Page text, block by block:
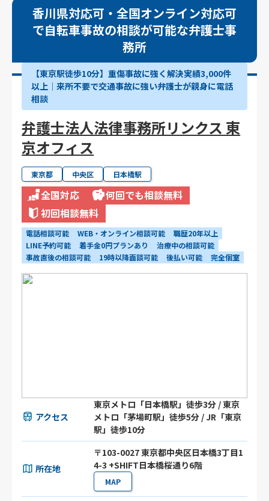
香川県対応可・全国オンライン対応可
で自転車事故の相談が可能な弁護士事
務所
【東京駅徒歩10分】重傷事故に強く解決実績3,000件
以上│来所不要で交通事故に強い弁護士が親身に電話
相談
弁護士法人法律事務所リンクス 東
京オフィス
東京都 中央区 日本橋駅
全国対応
何回でも相談無料
初回相談無料
電話相談可能 WEB・オンライン相談可能
職歴20年以上
LINE予約可能
着手金0円プランあり
治療中の相談可能
事故直後の相談可能
19時以降面談可能 後払い可能 完全個室
アクセス
東京メトロ「日本橋駅」徒歩3分 / 東京
メトロ「茅場町駅」徒歩5分 / JR「東京
駅」徒歩10分
所在地
〒103-0027 東京都中央区日本橋3丁目1
4-3 +SHIFT日本橋桜通り6階
MAP